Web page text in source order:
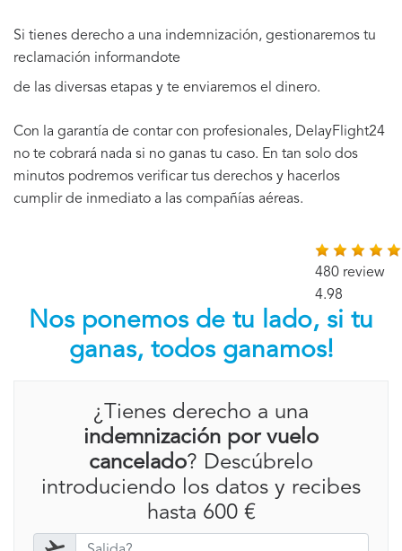
Si tienes derecho a una indemnización, gestionaremos tu
reclamación informandote
de las diversas etapas y te enviaremos el dinero.
Con la garantía de contar con profesionales, DelayFlight24
no te cobrará nada si no ganas tu caso. En tan solo dos
minutos podremos verificar tus derechos y hacerlos
cumplir de inmediato a las compañías aéreas.
480 review
4.98
Nos ponemos de tu lado, si tu
ganas, todos ganamos!
¿Tienes derecho a una
indemnización por vuelo
cancelado? Descúbrelo
introduciendo los datos y recibes
hasta 600 €